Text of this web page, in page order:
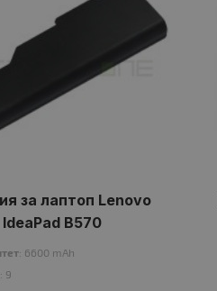
за лаптоп Lenovo
IdeaPad B570
: 6600 mAh
: 9